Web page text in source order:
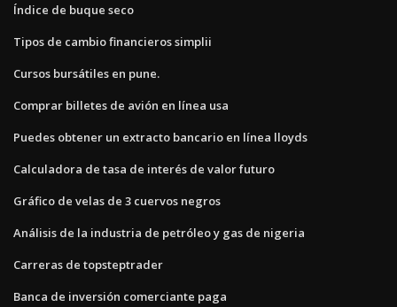
Índice de buque seco
Tipos de cambio financieros simplii
Cursos bursátiles en pune.
Comprar billetes de avión en línea usa
Puedes obtener un extracto bancario en línea lloyds
Calculadora de tasa de interés de valor futuro
Gráfico de velas de 3 cuervos negros
Análisis de la industria de petróleo y gas de nigeria
Carreras de topsteptrader
Banca de inversión comerciante paga